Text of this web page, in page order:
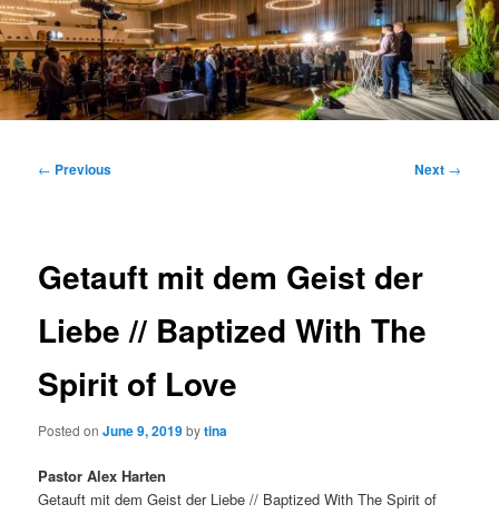
Post
← Previous Next →
Getauft mit dem Geist der
Liebe // Baptized With The
Spirit of Love
Posted onJune 9, 2019bytina
Pastor Alex Harten
Getauft mit dem Geist der Liebe // Baptized With The Spirit of